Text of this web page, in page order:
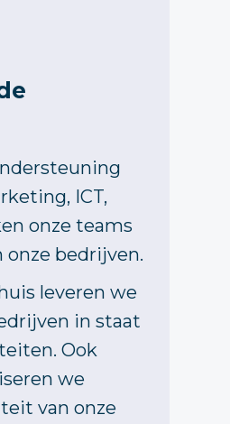
ICT,
onze teams
bedrijven.
leveren we
in staat
Ook
we
van onze